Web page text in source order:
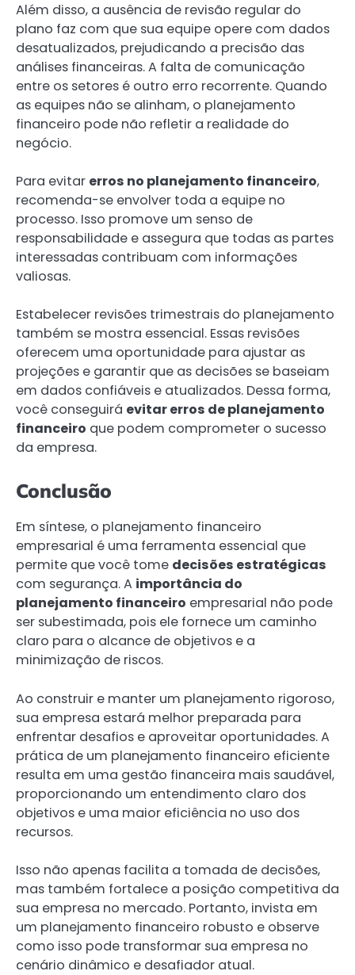
Além disso, a ausência de revisão regular do
plano faz com que sua equipe opere com dados
desatualizados, prejudicando a precisão das
análises financeiras. A falta de comunicação
entre os setores é outro erro recorrente. Quando
as equipes não se alinham, o planejamento
financeiro pode não refletir a realidade do
negócio.
Para evitar erros no planejamento financeiro,
recomenda-se envolver toda a equipe no
processo. Isso promove um senso de
responsabilidade e assegura que todas as partes
interessadas contribuam com informações
valiosas.
Estabelecer revisões trimestrais do planejamento
também se mostra essencial. Essas revisões
oferecem uma oportunidade para ajustar as
projeções e garantir que as decisões se baseiam
em dados confiáveis e atualizados. Dessa forma,
você conseguirá evitar erros de planejamento
financeiro que podem comprometer o sucesso
da empresa.
Conclusão
Em síntese, o planejamento financeiro
empresarial é uma ferramenta essencial que
permite que você tome decisões estratégicas
com segurança. A importância do
planejamento financeiro empresarial não pode
ser subestimada, pois ele fornece um caminho
claro para o alcance de objetivos e a
minimização de riscos.
Ao construir e manter um planejamento rigoroso,
sua empresa estará melhor preparada para
enfrentar desafios e aproveitar oportunidades. A
prática de um planejamento financeiro eficiente
resulta em uma gestão financeira mais saudável,
proporcionando um entendimento claro dos
objetivos e uma maior eficiência no uso dos
recursos.
Isso não apenas facilita a tomada de decisões,
mas também fortalece a posição competitiva da
sua empresa no mercado. Portanto, invista em
um planejamento financeiro robusto e observe
como isso pode transformar sua empresa no
cenário dinâmico e desafiador atual.